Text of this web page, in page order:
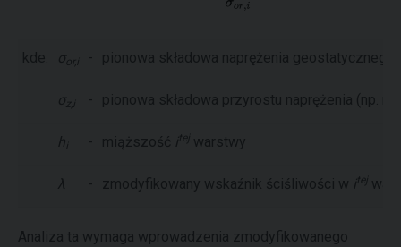
kde: σ or,i - pionowa składowa naprężenia
σz,i - pionowa składowa przyrostu naprężenia (np.
h - miąższość itej warstwy
λ - zmodyfikowany wskaźnik ściśliwości w itej
Analiza ta wymaga wprowadzenia zmodyfikowanego